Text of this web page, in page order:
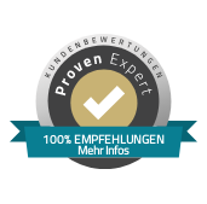
100% EMPFEHLUNGEN
Mehr Infos